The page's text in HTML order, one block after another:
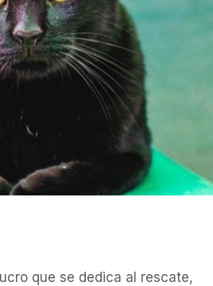
que se dedica al rescate,